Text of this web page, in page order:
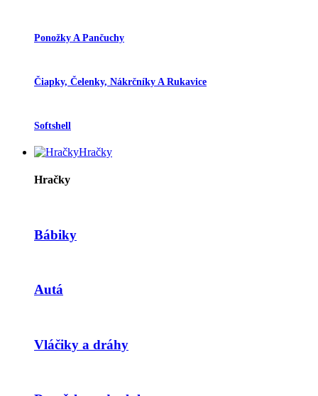
Ponožky A Pančuchy
Čiapky, Čelenky, Nákrčníky A Rukavice
Softshell
Hračky
Hračky
Bábiky
Autá
Vláčiky a dráhy